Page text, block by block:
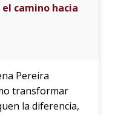
camino hacia
Pereira
transformar
la diferencia,